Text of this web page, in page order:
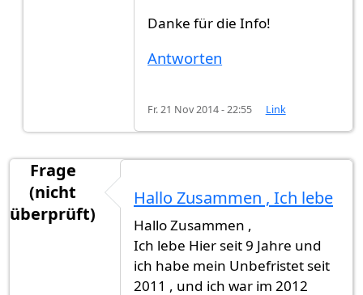
Danke für die Info!
Antworten
Fr. 21 Nov 2014 - 22:55 Link
Frage
(nicht
überprüft)
Hallo Zusammen , Ich lebe
Hallo Zusammen ,
Ich lebe Hier seit 9 Jahre und
ich habe mein Unbefristet seit
2011 , und ich war im 2012